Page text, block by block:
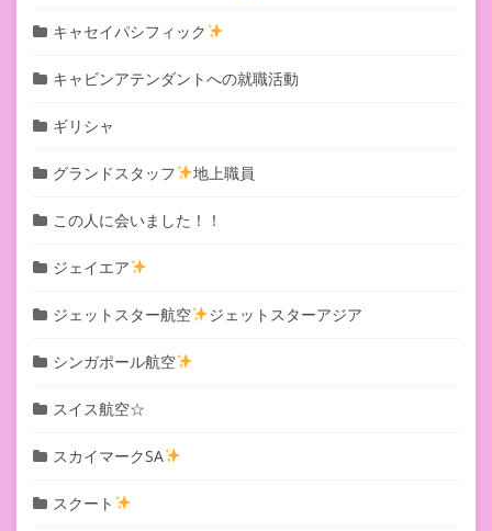
キャセイパシフィック
キャビンアテンダントへの就職活動
ギリシャ
グランドスタッフ 地上職員
この人に会いました！！
ジェイエア
ジェットスター航空 ジェットスターアジア
シンガポール航空
スイス航空☆
スカイマークSA
スクート